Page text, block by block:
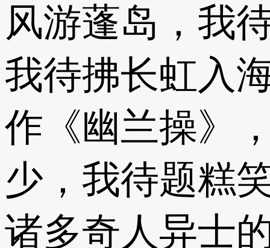
风游蓬岛，我
我待拂长虹入
作《幽兰操》
少，我待题糕
诸多奇人异士